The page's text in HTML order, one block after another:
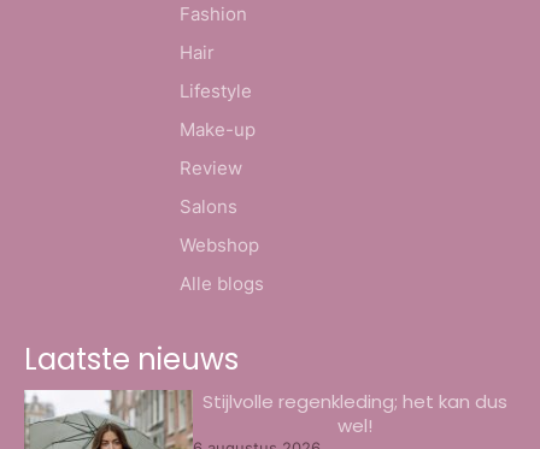
Fashion
Hair
Lifestyle
Make-up
Review
Salons
Webshop
Alle blogs
Laatste nieuws
Stijlvolle regenkleding; het kan dus
wel!